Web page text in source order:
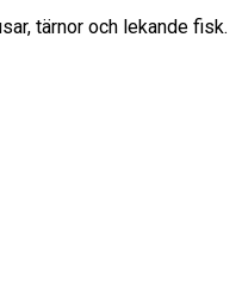
tärnor och lekande fisk.